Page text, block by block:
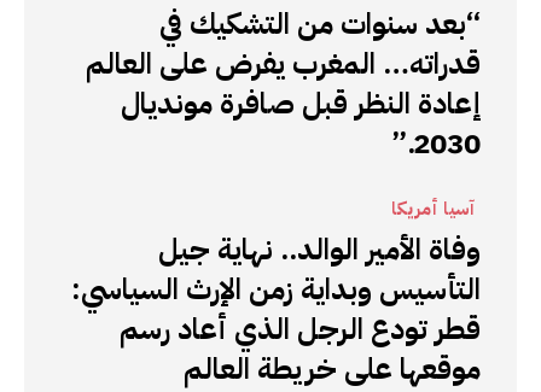
“بعد سنوات من التشكيك في
قدراته… المغرب يفرض على العالم
إعادة النظر قبل صافرة مونديال
2030.”
آسيا أمريكا
وفاة الأمير الوالد.. نهاية جيل
التأسيس وبداية زمن الإرث السياسي:
قطر تودع الرجل الذي أعاد رسم
موقعها على خريطة العالم